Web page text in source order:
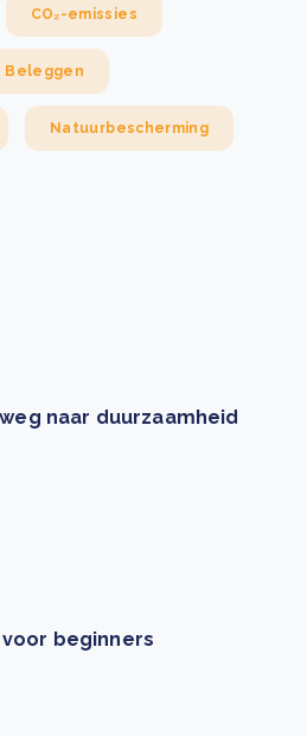
CO₂-emissies
Beleggen
Natuurbescherming
naar duurzaamheid
beginners